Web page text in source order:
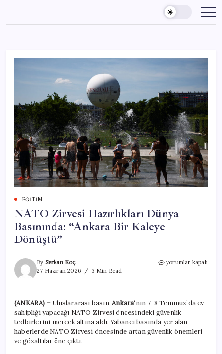
content
EĞITIM
NATO Zirvesi Hazırlıkları Dünya
Basınında: “Ankara Bir Kaleye
Dönüştü”
By Serkan Koç
27 Haziran 2026
3 Min Read
NATO
“Ankara
Bir
Kaleye
Dönüştü”
yorumlar kapalı
(ANKARA) – Uluslararası basın,Ankara‘nın 7-8 Temmuz’da ev
sahipliği yapacağı NATO Zirvesi öncesindeki güvenlik
tedbirlerini mercek altına aldı. Yabancı basında yer alan
haberlerde NATO Zirvesi öncesinde artan güvenlik önemleri
ve gözaltılar öne çıktı.